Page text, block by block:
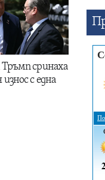
сринаха
с една